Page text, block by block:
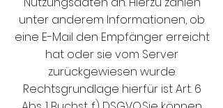
unter anderem Informationen, ob
eine E-Mail den Empfänger erreicht
hat oder sie vom Server
zurückgewiesen wurde.
Rechtsgrundlage hierfür ist Art. 6